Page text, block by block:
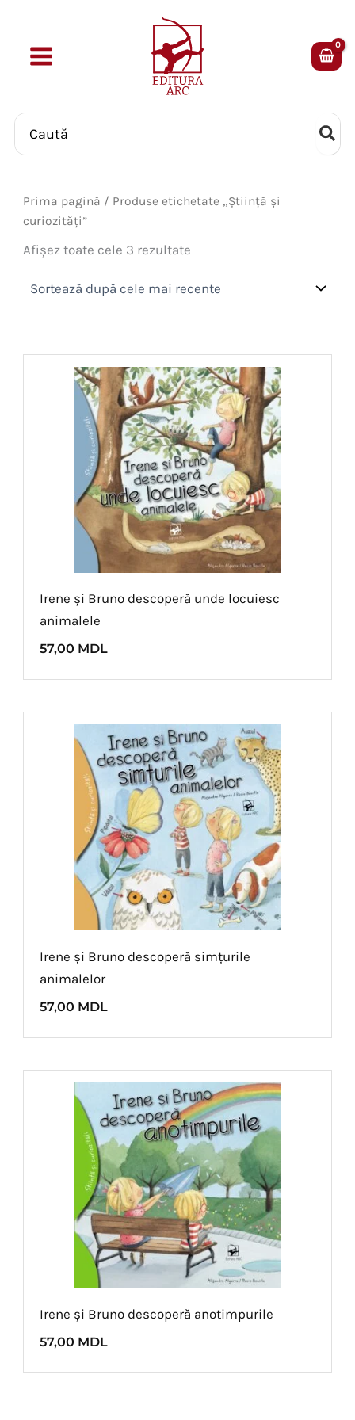
content
Search
for:
Prima pagină / Produse etichetate „Știință și
curiozități”
Afișez toate cele 3 rezultate
mai
Irene și Bruno descoperă unde locuiesc
animalele
57,00 MDL
Irene și Bruno descoperă simțurile
animalelor
57,00 MDL
Irene și Bruno descoperă anotimpurile
57,00 MDL